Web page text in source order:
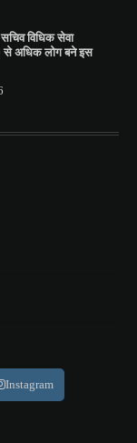
विधिक सेवा
से अधिक लोग बने इस
Instagram